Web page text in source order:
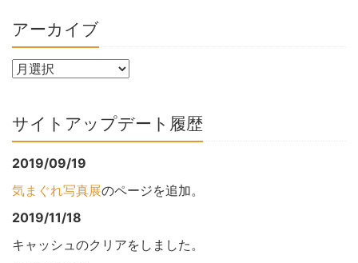
アーカイブ
サイトアップデート履歴
2019/09/19
気まぐれ写真展のページを追加。
2019/11/18
キャッシュのクリアをしました。